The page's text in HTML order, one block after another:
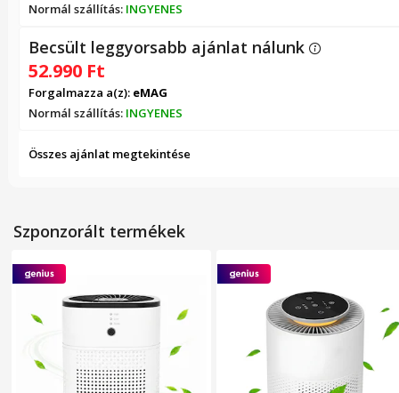
Normál szállítás: INGYENES
Becsült leggyorsabb ajánlat nálunk
52.990 Ft
Forgalmazza a(z): eMAG
Normál szállítás: INGYENES
Összes ajánlat megtekintése
Szponzorált termékek